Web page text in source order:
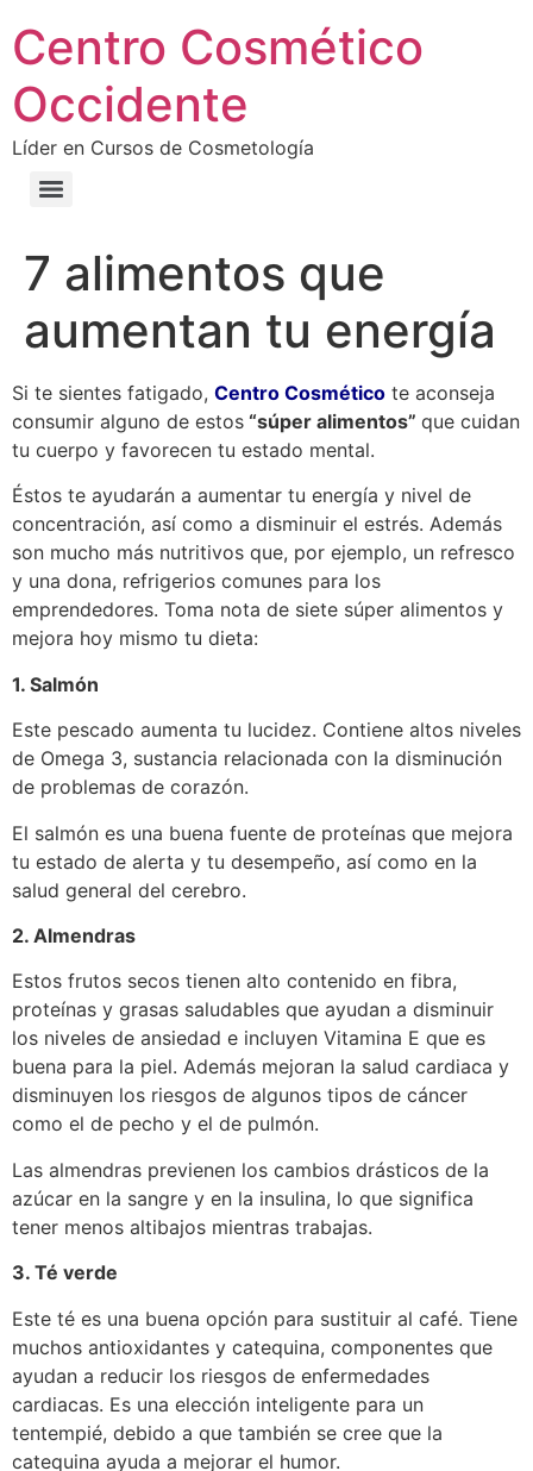
Centro Cosmético
Occidente
Líder en Cursos de Cosmetología
7 alimentos que
aumentan tu energía
Si te sientes fatigado, Centro Cosmético te aconseja
consumir alguno de estos “súper alimentos” que cuidan
tu cuerpo y favorecen tu estado mental.
Éstos te ayudarán a aumentar tu energía y nivel de
concentración, así como a disminuir el estrés. Además
son mucho más nutritivos que, por ejemplo, un refresco
y una dona, refrigerios comunes para los
emprendedores. Toma nota de siete súper alimentos y
mejora hoy mismo tu dieta:
1. Salmón
Este pescado aumenta tu lucidez. Contiene altos niveles
de Omega 3, sustancia relacionada con la disminución
de problemas de corazón.
El salmón es una buena fuente de proteínas que mejora
tu estado de alerta y tu desempeño, así como en la
salud general del cerebro.
2. Almendras
Estos frutos secos tienen alto contenido en fibra,
proteínas y grasas saludables que ayudan a disminuir
los niveles de ansiedad e incluyen Vitamina E que es
buena para la piel. Además mejoran la salud cardiaca y
disminuyen los riesgos de algunos tipos de cáncer
como el de pecho y el de pulmón.
Las almendras previenen los cambios drásticos de la
azúcar en la sangre y en la insulina, lo que significa
tener menos altibajos mientras trabajas.
3. Té verde
Este té es una buena opción para sustituir al café. Tiene
muchos antioxidantes y catequina, componentes que
ayudan a reducir los riesgos de enfermedades
cardiacas. Es una elección inteligente para un
tentempié, debido a que también se cree que la
catequina ayuda a mejorar el humor.